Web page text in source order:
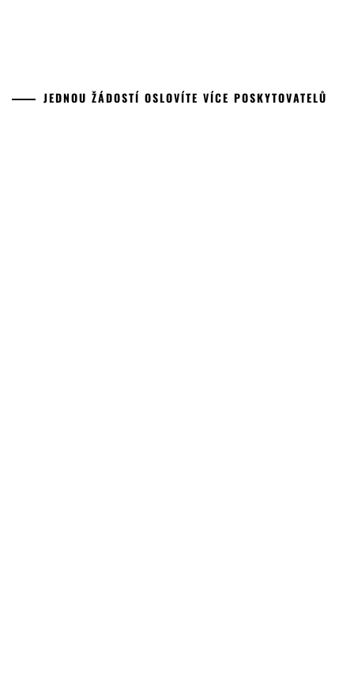
JEDNOU ŽÁDOSTÍ OSLOVÍTE VÍCE POSKYTOVATELŮ